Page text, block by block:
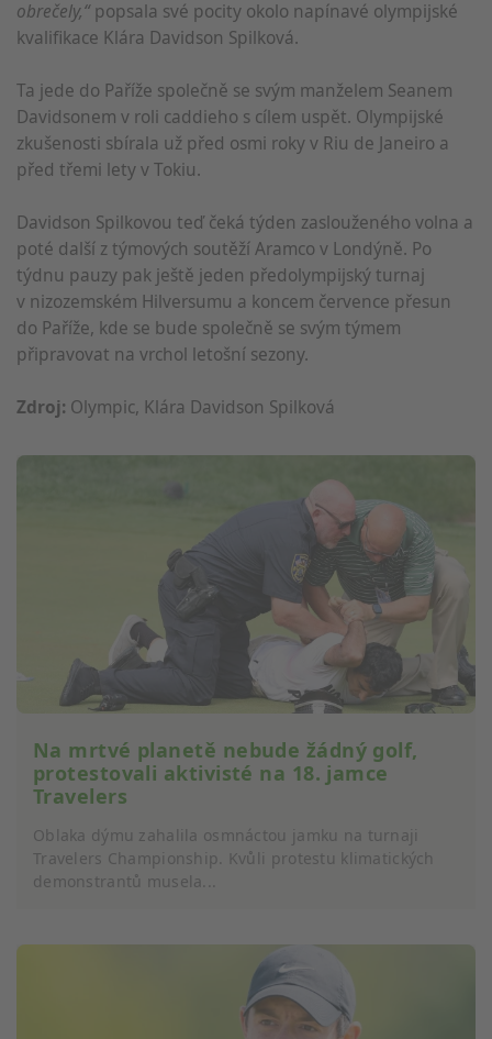
obrečely,“popsala své pocity okolo napínavé olympijské
kvalifikace Klára Davidson Spilková.
Ta jede do Paříže společně se svým manželem Seanem
Davidsonem v roli caddieho s cílem uspět. Olympijské
zkušenosti sbírala už před osmi roky v Riu de Janeiro a
před třemi lety v Tokiu.
Davidson Spilkovou teď čeká týden zaslouženého volna a
poté další z týmových soutěží Aramco v Londýně. Po
týdnu pauzy pak ještě jeden předolympijský turnaj
v nizozemském Hilversumu a koncem července přesun
do Paříže, kde se bude společně se svým týmem
připravovat na vrchol letošní sezony.
Zdroj: Olympic, Klára Davidson Spilková
Na mrtvé planetě nebude žádný golf,
protestovali aktivisté na 18. jamce
Travelers
Oblaka dýmu zahalila osmnáctou jamku na turnaji
Travelers Championship. Kvůli protestu klimatických
demonstrantů musela...